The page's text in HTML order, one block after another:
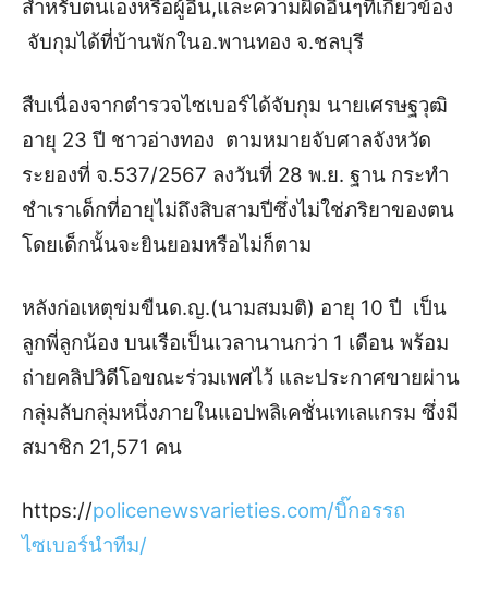
สำหรับตนเองหรือผู้อื่น,และความผิดอื่นๆที่เกี่ยวข้อง
จับกุมได้ที่บ้านพักในอ.พานทอง จ.ชลบุรี
สืบเนื่องจากตำรวจไซเบอร์ได้จับกุม นายเศรษฐวุฒิ
อายุ 23 ปี ชาวอ่างทอง ตามหมายจับศาลจังหวัด
ระยองที่ จ.537/2567 ลงวันที่ 28 พ.ย. ฐาน กระทำ
ชำเราเด็กที่อายุไม่ถึงสิบสามปีซึ่งไม่ใช่ภริยาของตน
โดยเด็กนั้นจะยินยอมหรือไม่ก็ตาม
หลังก่อเหตุข่มขืนด.ญ.(นามสมมติ) อายุ 10 ปี เป็น
ลูกพี่ลูกน้อง บนเรือเป็นเวลานานกว่า 1 เดือน พร้อม
ถ่ายคลิปวิดีโอขณะร่วมเพศไว้ และประกาศขายผ่าน
กลุ่มลับกลุ่มหนึ่งภายในแอปพลิเคชั่นเทเลแกรม ซึ่งมี
สมาชิก 21,571 คน
https://policenewsvarieties.com/บิ๊กอรรถ
ไซเบอร์นำทีม/